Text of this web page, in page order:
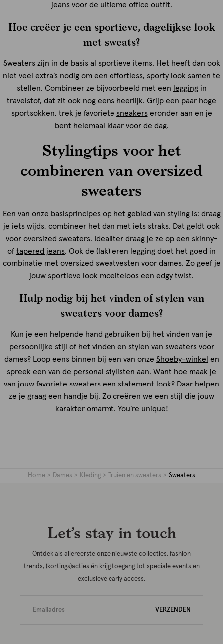
jeansvoor de ultieme office outfit.
Hoe creëer je een sportieve, dagelijkse look
met sweats?
Sweaters zijn in de basis al sportieve items. Het heeft dan ook
niet veel extra’s nodig om een effortless, sporty look samen te
stellen. Combineer ze bijvoorbeeld met een leggingin
travelstof, dat zit ook nog eens heerlijk. Grijp een paar hoge
sportsokken, trek je favoriete sneakerseronder aan en je
bent helemaal klaar voor de dag.
Stylingtips voor het
combineren van oversized
sweaters
Een van onze basisprincipes op het gebied van styling is: draag
je iets wijds, combineer het dan met iets straks. Dat geldt ook
voor oversized sweaters. Idealiter draag je ze op een skinny-
of tapered jeans. Ook de (lak)leren legging doet het goed in
combinatie met oversized sweatvesten voor dames. Zo geef je
jouw sportieve look moeiteloos een edgy twist.
Hulp nodig bij het vinden of stylen van
sweaters voor dames?
Kun je een helpende hand gebruiken bij het vinden van je
persoonlijke stijl of het vinden en stylen van sweaters voor
dames? Loop eens binnen bij een van onze Shoeby-winkel en
spreek een van de personal stylisten aan. Want hoe maak je
van jouw favoriete sweaters een statement look? Daar helpen
ze je graag een handje bij. Zo creëren we een stijl die jouw
karakter omarmt. You’re unique!
Home Dames Kleding Truien en sweaters Sweaters
Let’s stay in touch
Ontdek als allereerste onze nieuwste collecties, fashion
trends, (kortings)acties én krijg toegang tot speciale events en
exclusieve early access.
VERZENDEN